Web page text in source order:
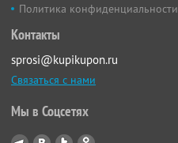
Политика конфиденциальности
Контакты
sprosi@kupikupon.ru
Связаться с нами
Мы в Соцсетях